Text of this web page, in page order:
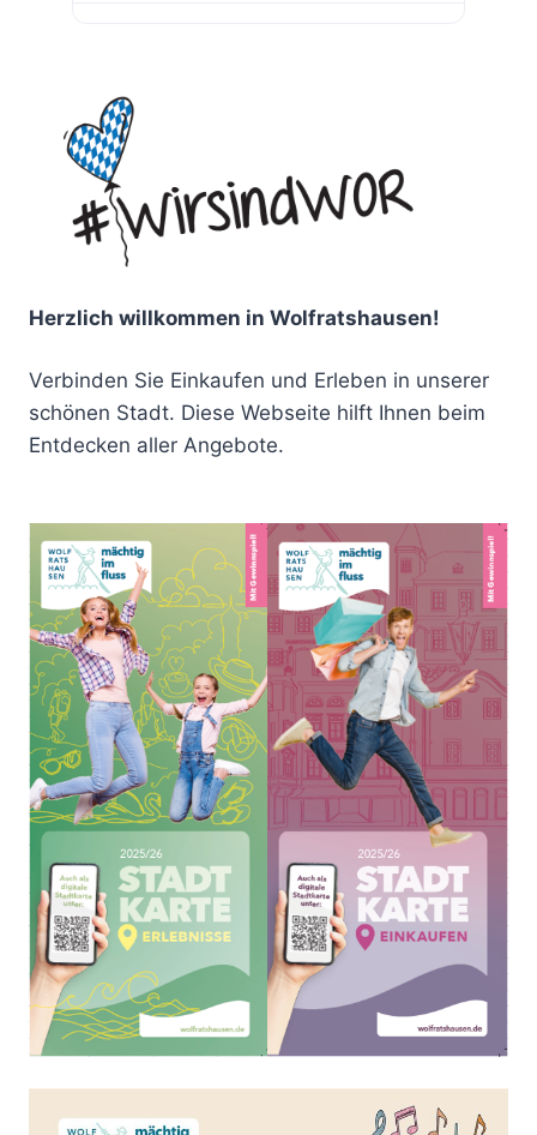
Herzlich willkommen in Wolfratshausen!
Verbinden Sie Einkaufen und Erleben in unserer
schönen Stadt. Diese Webseite hilft Ihnen beim
Entdecken aller Angebote.